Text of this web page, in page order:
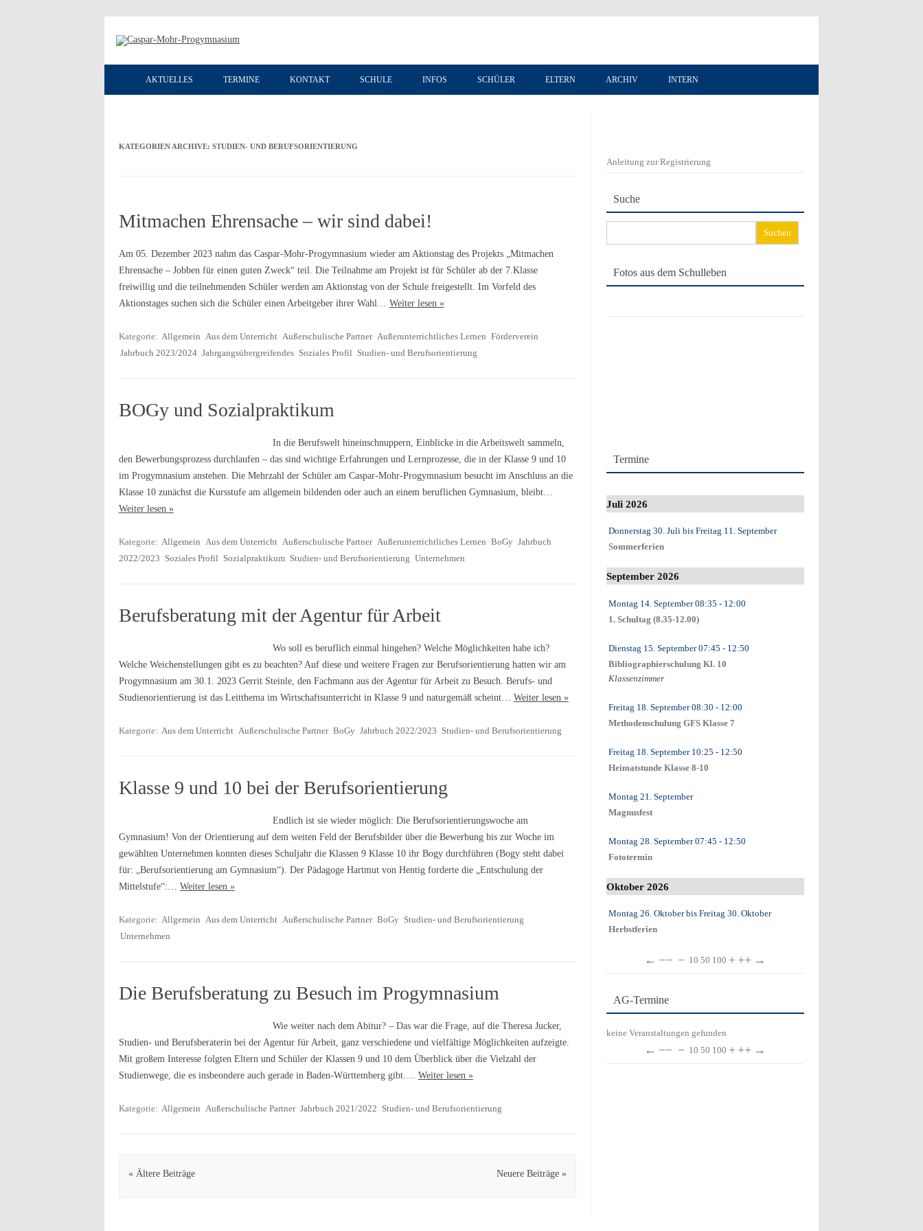
AKTUELLES TERMINE KONTAKT SCHULE INFOS SCHÜLER ELTERN ARCHIV INTERN
KATEGORIEN ARCHIVE: STUDIEN- UND BERUFSORIENTIERUNG
Mitmachen Ehrensache – wir sind dabei!
Am 05. Dezember 2023 nahm das Caspar-Mohr-Progymnasium wieder am Aktionstag des Projekts „Mitmachen
Ehrensache – Jobben für einen guten Zweck“ teil. Die Teilnahme am Projekt ist für Schüler ab der 7.Klasse
freiwillig und die teilnehmenden Schüler werden am Aktionstag von der Schule freigestellt. Im Vorfeld des
Aktionstages suchen sich die Schüler einen Arbeitgeber ihrer Wahl… Weiter lesen »
Kategorie: Allgemein Aus dem Unterricht Außerschulische Partner Außerunterrichtliches Lernen Förderverein
Jahrbuch 2023/2024 Jahrgangsübergreifendes Soziales Profil Studien- und Berufsorientierung
BOGy und Sozialpraktikum
In die Berufswelt hineinschnuppern, Einblicke in die Arbeitswelt sammeln,
den Bewerbungsprozess durchlaufen – das sind wichtige Erfahrungen und Lernprozesse, die in der Klasse 9 und 10
im Progymnasium anstehen. Die Mehrzahl der Schüler am Caspar-Mohr-Progymnasium besucht im Anschluss an die
Klasse 10 zunächst die Kursstufe am allgemein bildenden oder auch an einem beruflichen Gymnasium, bleibt…
Weiter lesen »
Kategorie: Allgemein Aus dem Unterricht Außerschulische Partner Außerunterrichtliches Lernen BoGy Jahrbuch
2022/2023 Soziales Profil Sozialpraktikum Studien- und Berufsorientierung Unternehmen
Berufsberatung mit der Agentur für Arbeit
Wo soll es beruflich einmal hingehen? Welche Möglichkeiten habe ich?
Welche Weichenstellungen gibt es zu beachten? Auf diese und weitere Fragen zur Berufsorientierung hatten wir am
Progymnasium am 30.1. 2023 Gerrit Steinle, den Fachmann aus der Agentur für Arbeit zu Besuch. Berufs- und
Studienorientierung ist das Leitthema im Wirtschaftsunterricht in Klasse 9 und naturgemäß scheint… Weiter lesen »
Kategorie: Aus dem Unterricht Außerschulische Partner BoGy Jahrbuch 2022/2023 Studien- und Berufsorientierung
Klasse 9 und 10 bei der Berufsorientierung
Endlich ist sie wieder möglich: Die Berufsorientierungswoche am
Gymnasium! Von der Orientierung auf dem weiten Feld der Berufsbilder über die Bewerbung bis zur Woche im
gewählten Unternehmen konnten dieses Schuljahr die Klassen 9 Klasse 10 ihr Bogy durchführen (Bogy steht dabei
für: „Berufsorientierung am Gymnasium“). Der Pädagoge Hartmut von Hentig forderte die „Entschulung der
Mittelstufe“:… Weiter lesen »
Kategorie: Allgemein Aus dem Unterricht Außerschulische Partner BoGy Studien- und Berufsorientierung
Unternehmen
Die Berufsberatung zu Besuch im Progymnasium
Wie weiter nach dem Abitur? – Das war die Frage, auf die Theresa Jucker,
Studien- und Berufsberaterin bei der Agentur für Arbeit, ganz verschiedene und vielfältige Möglichkeiten aufzeigte.
Mit großem Interesse folgten Eltern und Schüler der Klassen 9 und 10 dem Überblick über die Vielzahl der
Studienwege, die es insbeondere auch gerade in Baden-Württemberg gibt…. Weiter lesen »
Kategorie: Allgemein Außerschulische Partner Jahrbuch 2021/2022 Studien- und Berufsorientierung
Artikel Navigation
« Ältere Beiträge Neuere Beiträge »
Anleitung zur Registrierung
Suche
nach:
Fotos aus dem Schulleben
Termine
Juli 2026
Donnerstag 30. Julibis Freitag 11. September
Sommerferien
September 2026
Montag 14. September08:35 - 12:00
1. Schultag (8.35-12.00)
Dienstag 15. September07:45 - 12:50
Bibliographierschulung Kl. 10
Klassenzimmer
Freitag 18. September08:30 - 12:00
Methodenschulung GFS Klasse 7
Freitag 18. September10:25 - 12:50
Heimatstunde Klasse 8-10
Montag 21. September
Magnusfest
Montag 28. September07:45 - 12:50
Fototermin
Oktober 2026
Montag 26. Oktoberbis Freitag 30. Oktober
Herbstferien
← −− − 10 50 100 + ++ →
AG-Termine
keine Veranstaltungen gefunden
← −− − 10 50 100 + ++ →